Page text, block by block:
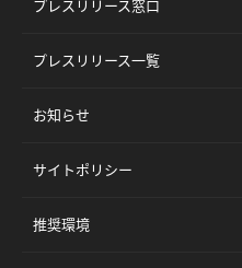
プレスリリース窓口
プレスリリース一覧
お知らせ
サイトポリシー
推奨環境